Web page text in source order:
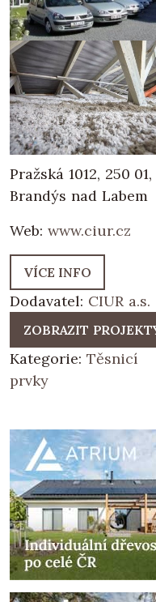
Pražská 1012, 250 01,
Brandýs nad Labem
Web: www.ciur.cz
VÍCE INFO
Dodavatel: CIUR a.s.
ZOBRAZIT
Kategorie: Těsnicí
prvky